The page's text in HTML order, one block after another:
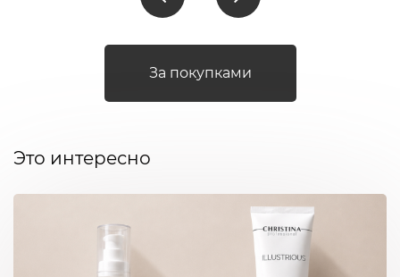
За покупками
Это интересно